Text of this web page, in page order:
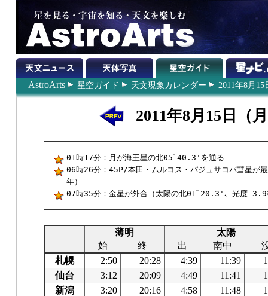
AstroArts 星空ガイド 天文現象カレンダー 2011年8月15
2011年8月15日（
01時17分：月が海王星の北05ﾟ40.3'を通る
06時26分：45P/本田・ムルコス・パジュサコバ彗星が
年）
07時35分：金星が外合（太陽の北01ﾟ20.3'、光度-
薄明
太陽
始
終 出 南中
札幌
2:50 20:28 4:39 11:39
仙台
3:12 20:09 4:49 11:41
新潟
3:20 20:16 4:58 11:48